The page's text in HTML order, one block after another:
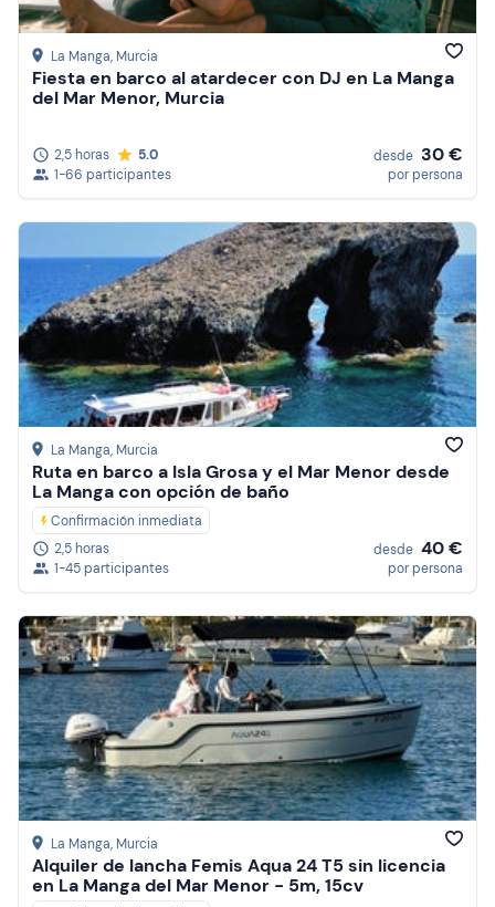
La Manga, Murcia
Fiesta en barco al atardecer con DJ en La Manga
del Mar Menor, Murcia
2,5 horas
5.0
1-66 participantes
desde 30 €
por persona
La Manga, Murcia
Ruta en barco a Isla Grosa y el Mar Menor desde
La Manga con opción de baño
Confirmación inmediata
2,5 horas
1-45 participantes
desde 40 €
por persona
La Manga, Murcia
Alquiler de lancha Femis Aqua 24 T5 sin licencia
en La Manga del Mar Menor - 5m, 15cv